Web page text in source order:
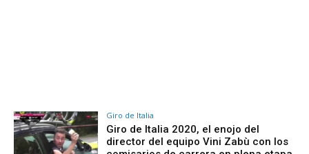
Giro de Italia
Giro de Italia 2020, el enojo del
director del equipo Vini Zabù con los